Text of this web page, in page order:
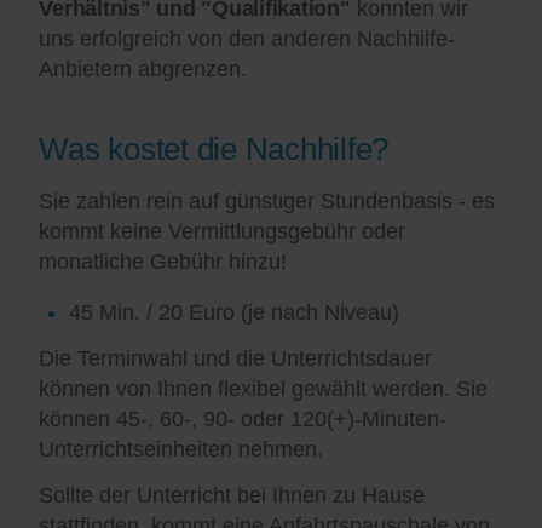
Verhältnis" und "Qualifikation" konnten wir
uns erfolgreich von den anderen Nachhilfe-
Anbietern abgrenzen.
Was kostet die Nachhilfe?
Sie zahlen rein auf günstiger Stundenbasis - es
kommt keine Vermittlungsgebühr oder
monatliche Gebühr hinzu!
45 Min. / 20 Euro (je nach Niveau)
Die Terminwahl und die Unterrichtsdauer
können von Ihnen flexibel gewählt werden. Sie
können 45-, 60-, 90- oder 120(+)-Minuten-
Unterrichtseinheiten nehmen.
Sollte der Unterricht bei Ihnen zu Hause